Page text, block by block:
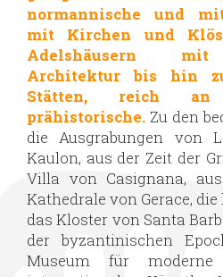
normannische und
mit Kirchen und
Adelshäusern mit
Architektur bis hin
Stätten, reich an
prähistorische. Zu den
die Ausgrabungen von
Kaulon, aus der Zeit der
Villa von Casignana,
Kathedrale von Gerace,
das Kloster von Santa
der byzantinischen
Museum für